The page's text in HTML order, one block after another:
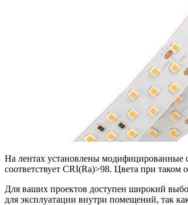
На лентах установлены модифицированные
соответствует CRI(Ra)>98. Цвета при
Для ваших проектов доступен широкий
для эксплуатации внутри помещений, так